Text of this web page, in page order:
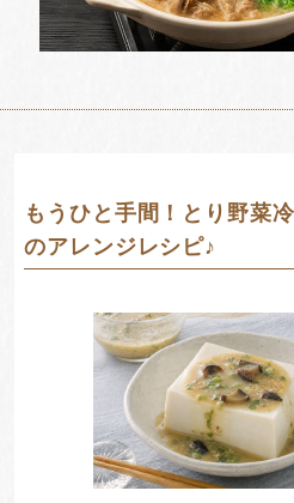
もうひと手間！とり野菜
のアレンジレシピ♪